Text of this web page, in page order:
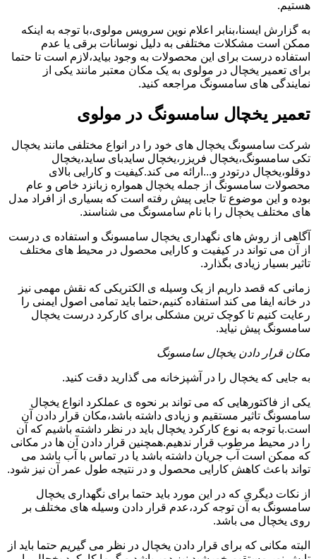
هستیم.
به گزارش ایسنا،بنابر اعلام نوین سرویس مولوی،با توجه به اینکه
ممکن است مشکلات مختلفی به دلیل نوسانات برقی یا عدم
استفاده درست برای این محصولات به وجود بیاید،لازم است تا حتما
برای تعمیر یخچال در مولوی به یک مکان معتبر مانند یکی از
نمایندگی های سامسونگ مراجعه کنید.
تعمیر یخچال سامسونگ در مولوی
شرکت سامسونگ یخچال های خود را در انواع مختلفی مانند یخچال
تکی سامسونگ،یخچال فریزر،یخچال سایدبای ساید،یخچال
دوقلو،یخچال درتودر و...ارائه می کند.کیفیت و کارایی بالای
محصولات سامسونگ از جمله یخچال همواره زبانزد خاص و عام
بوده و این موضوع تا جایی پیش رفته است که بسیاری از افراد مدل
های مختلف یخچال را با نام سامسونگ می شناسند.
آگاهی از روش های نگهداری یخچال سامسونگ و استفاده ی درست
از آن می تواند در کیفیت و کارایی محصول در محیط های مختلف
تاثیر بسیار زیادی بگذارد.
زمانی که قصد داریم از یک وسیله ی الکتریکی که نقش مهمی نیز
در خانه ایفا می کند استفاده کنیم،حتما باید تمامی اصول ایمنی را
رعایت کنیم تا کوچک ترین مشکلی برای کارکرد درست یخچال
سامسونگ پیش نیاید.
مکان قرار دادن یخچال سامسونگ
به جایی که یخچال را در آشپزخانه می گذارید دقت کنید.
یکی از فاکتورهایی که می تواند بر نحوه ی عملکرد انواع یخچال
سامسونگ تاثیر مستقیم و زیادی داشته باشد،مکان قرار دادن آن
است.با توجه به نوع کارکرد یخچال باید در نظر داشته باشیم که آن
را در محیط مرطوب قرار ندهیم.همچنین قرار دادن آن ها در مکانی
که ممکن است آب جریان داشته باشد یا در تماس با آب باشد می
تواند باعث کاهش کارایی محصول و در نتیجه طول عمر آن نیز شود.
از نکات دیگری که در این مورد باید حتما برای نگهداری یخچال
سامسونگ به آن توجه کرد،عدم قرار دادن وسیله های مختلف بر
روی یخچال می باشد.
البته مکانی که برای قرار دادن یخچال در نظر می گیریم حتما باید از